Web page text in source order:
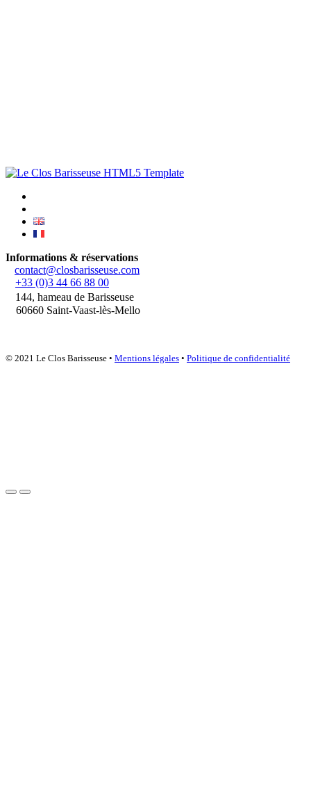
Informations & réservations
contact@closbarisseuse.com
+33 (0)3 44 66 88 00
144, hameau de Barisseuse
60660 Saint-Vaast-lès-Mello
© 2021 Le Clos Barisseuse • Mentions légales • Politique de confidentialité